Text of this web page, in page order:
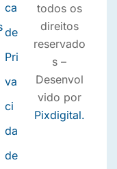
ca
de
Pri
va
ci
da
de
todos os
direitos
reservado
s –
Desenvol
vido por
Pixdigital.